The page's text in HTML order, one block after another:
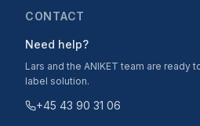
CONTACT
Need help?
Lars and the ANIKET team are ready
label solution.
+45 43 90 31 06